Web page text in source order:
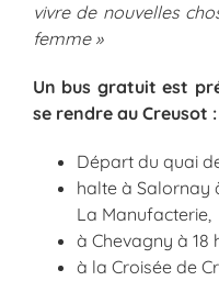
vivre de nouvelles
femme »
Un bus gratuit est
se rendre au Creusot :
Départ du quai
halte à Salornay
La Manufacterie,
à Chevagny à 18
à la Croisée de